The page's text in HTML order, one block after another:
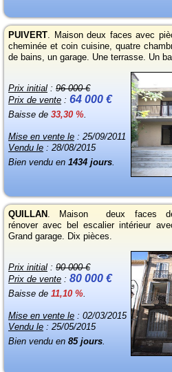
PUIVERT. Maison deux faces avec
cheminée et coin cuisine, quatre
de bains, un garage. Une terrasse. Un
Prix initial: 96 000 €
Prix de vente : 64 000 €
Baisse de 33,30 %.
Mise en vente le : 25/09/2011
Vendu le : 28/08/2015
Bien vendu en 1434 jours.
QUILLAN . Maison deux faces
rénover avec bel escalier intérieur
Grand garage. Dix pièces.
Prix initial: 90 000 €
Prix de vente : 80 000 €
Baisse de 11,10 %.
Mise en vente le : 02/03/2015
Vendu le : 25/05/2015
Bien vendu en 85 jours.